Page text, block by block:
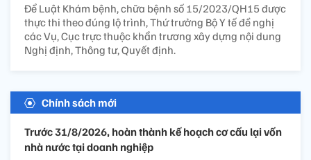
Để Luật Khám bệnh, chữa bệnh số 15/2023/QH15 được
thực thi theo đúng lộ trình, Thứ trưởng Bộ Y tế đề nghị
các Vụ, Cục trực thuộc khẩn trương xây dựng nội dung
Nghị định, Thông tư, Quyết định.
Chính sách mới
Trước 31/8/2026, hoàn thành kế hoạch cơ cấu lại vốn
nhà nước tại doanh nghiệp